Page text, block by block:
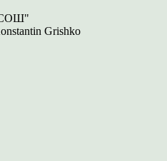
СОШ"
Grishko